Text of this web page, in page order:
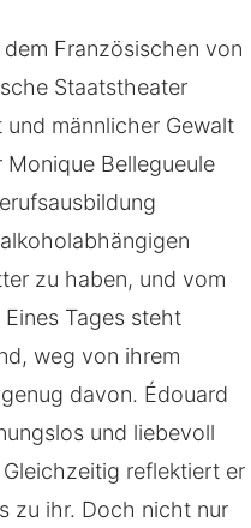
Französischen von
Staatstheater
männlicher Gewalt
Bellegueule
zu haben, und vom
Tages steht
weg von ihrem
davon. Édouard
und liebevoll
reflektiert er
zu ihr. Doch nicht nur